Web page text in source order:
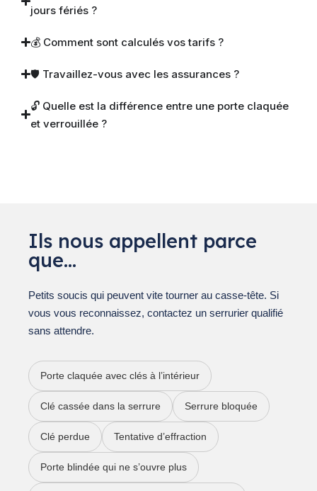
jours fériés ?
💰 Comment sont calculés vos tarifs ?
🛡 Travaillez-vous avec les assurances ?
🔓 Quelle est la différence entre une porte claquée
et verrouillée ?
Ils nous appellent parce
que…
Petits soucis qui peuvent vite tourner au casse-tête. Si
vous vous reconnaissez, contactez un serrurier qualifié
sans attendre.
Porte claquée avec clés à l’intérieur
Clé cassée dans la serrure Serrure bloquée
Clé perdue Tentative d’effraction
Porte blindée qui ne s’ouvre plus